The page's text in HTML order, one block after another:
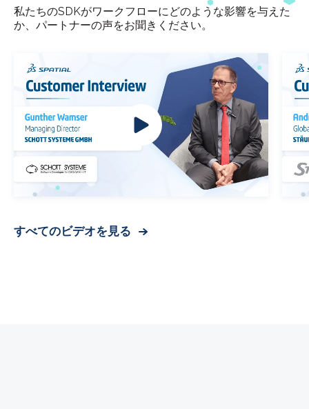
私たちのSDKがワークフローにどのような影響を与えた
か、パートナーの声をお聞きください。
すべてのビデオを見る